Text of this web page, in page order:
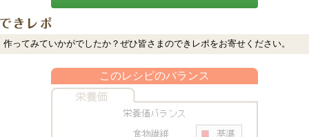
作ってみていかがでしたか？ぜひ皆さまのできレポをお寄せください。
このレシピのバランス